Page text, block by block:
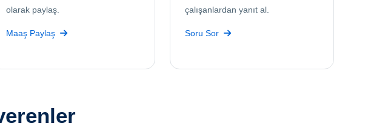
olarak paylaş.
Maaş Paylaş
çalışanlardan yanıt al.
Soru Sor